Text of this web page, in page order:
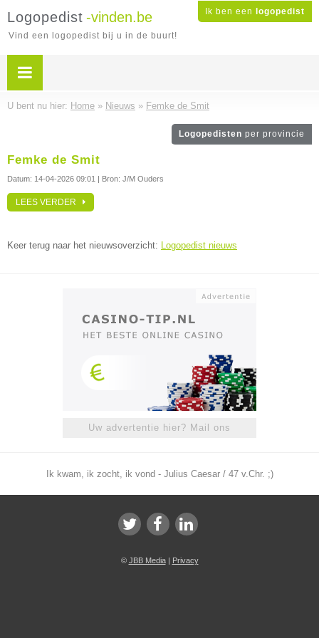
Ik ben een logopedist
Logopedist -vinden.be
Vind een logopedist bij u in de buurt!
U bent nu hier: Home » Nieuws » Femke de Smit
Logopedisten per provincie
Femke de Smit
Datum: 14-04-2026 09:01 | Bron: J/M Ouders
LEES VERDER
Keer terug naar het nieuwsoverzicht: Logopedist nieuws
Uw advertentie hier? Mail ons
Ik kwam, ik zocht, ik vond - Julius Caesar / 47 v.Chr. ;)
© JBB Media| Privacy